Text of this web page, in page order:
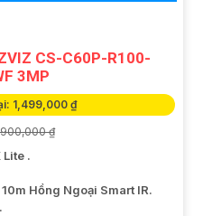
CS-C60P-R100-
3MP
1,499,000 ₫
₫
Lite .
Hồng Ngoại Smart IR.